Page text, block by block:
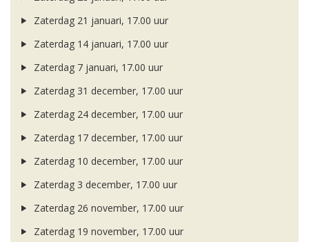
Zaterdag 21 januari, 17.00 uur
Zaterdag 14 januari, 17.00 uur
Zaterdag 7 januari, 17.00 uur
Zaterdag 31 december, 17.00 uur
Zaterdag 24 december, 17.00 uur
Zaterdag 17 december, 17.00 uur
Zaterdag 10 december, 17.00 uur
Zaterdag 3 december, 17.00 uur
Zaterdag 26 november, 17.00 uur
Zaterdag 19 november, 17.00 uur